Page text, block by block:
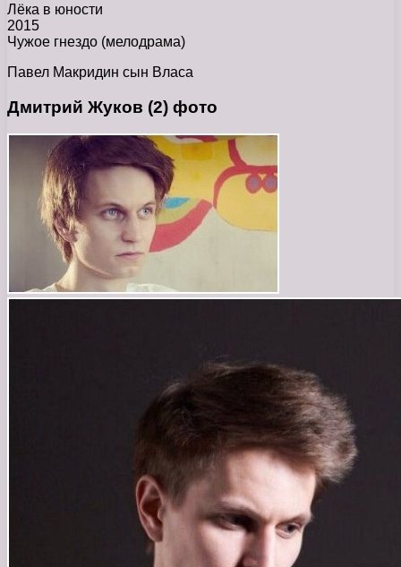
Лёка в юности
2015
Чужое гнездо (мелодрама)
Павел Макридин сын Власа
Дмитрий Жуков (2) фото